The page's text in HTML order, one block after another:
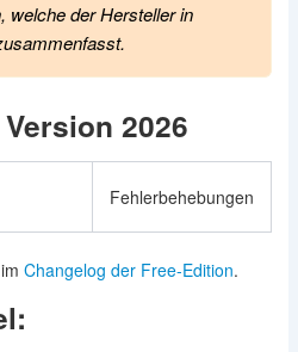
welche der Hersteller in
2026
Fehlerbehebungen
Changelog der Free-Edition.